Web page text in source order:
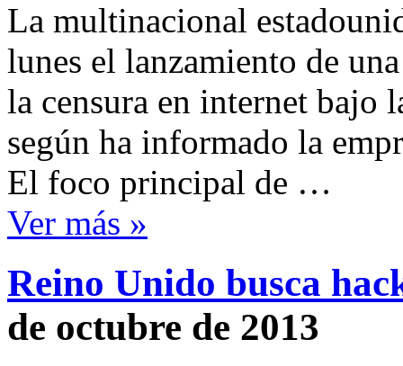
La multinacional
lunes el lanzamiento de
la censura en internet bajo
según ha informado la
El foco principal de …
Ver más »
Reino Unido busca
de octubre de 2013